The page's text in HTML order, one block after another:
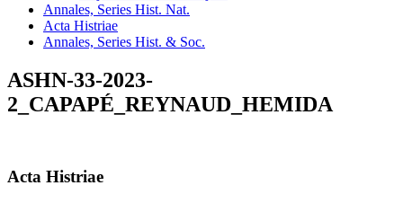
Annales, Series Hist. Nat.
Acta Histriae
Annales, Series Hist. & Soc.
ASHN-33-2023-
2_CAPAPÉ_REYNAUD_HEMIDA
Acta Histriae